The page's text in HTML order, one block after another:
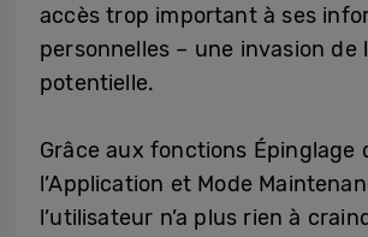
accès trop important à ses
personnelles – une invasion de
potentielle.
Grâce aux fonctions Épinglage
l’Application et Mode
l’utilisateur n’a plus rien à